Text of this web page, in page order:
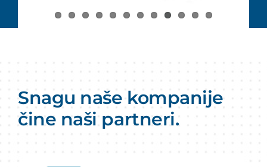
Snagu naše kompanije
čine naši partneri.